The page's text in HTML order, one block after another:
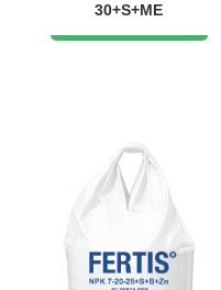
30+S+ME